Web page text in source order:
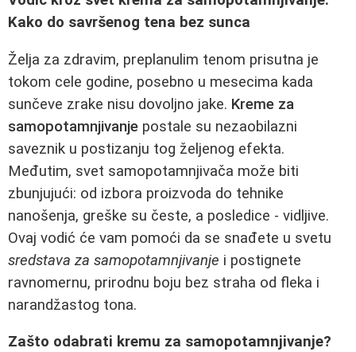
Kako do savršenog tena bez sunca
Želja za zdravim, preplanulim tenom prisutna je
tokom cele godine, posebno u mesecima kada
sunčeve zrake nisu dovoljno jake. Kreme za
samopotamnjivanje postale su nezaobilazni
saveznik u postizanju tog željenog efekta.
Međutim, svet samopotamnjivača može biti
zbunjujući: od izbora proizvoda do tehnike
nanošenja, greške su česte, a posledice - vidljive.
Ovaj vodić će vam pomoći da se snađete u svetu
sredstava za samopotamnjivanje i postignete
ravnomernu, prirodnu boju bez straha od fleka i
narandžastog tona.
Zašto odabrati kremu za samopotamnjivanje?